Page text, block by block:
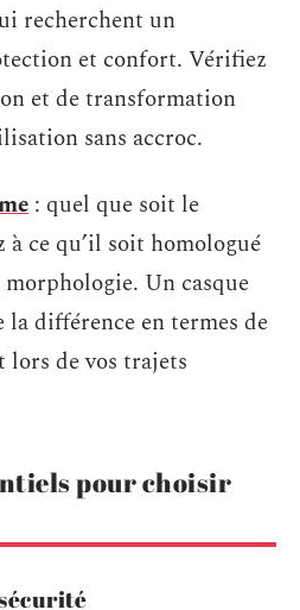
recherchent un
et confort. Vérifiez
et de transformation
sans accroc.
: quel que soit le
ce qu’il soit homologué
Un casque
différence en termes de
de vos trajets
pour choisir